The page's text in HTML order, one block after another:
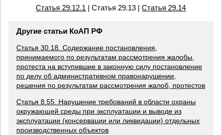
Статья 29.12.1 | Статья 29.13 |Статья 29.14
Другие статьи КоАП РФ
Статья 30.18. Содержание постановления,
принимаемого по результатам рассмотрения жалобы,
протеста на вступившие в законную силу постановление
по делу об административном правонарушении,
решения по результатам рассмотрения жалоб, протестов
Статья 8.55. Нарушение требований в области охраны
окружающей среды при эксплуатации и выводе из
эксплуатации (консервации или ликвидации) отдельных
производственных объектов